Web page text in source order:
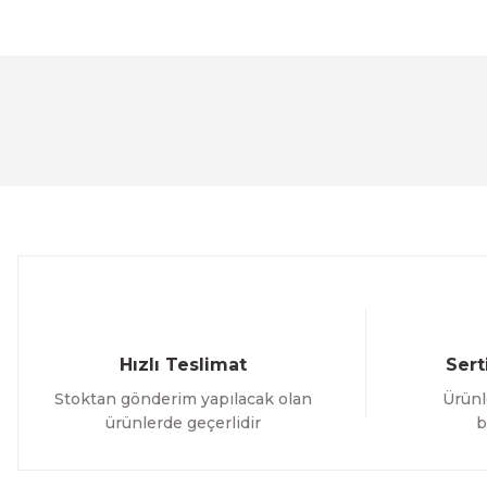
Hızlı Teslimat
Stoktan gönderim yapılacak olan
ürünlerde geçerlidir